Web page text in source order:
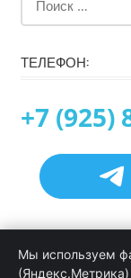
ТЕЛЕФОН:
+7 (925)
Информация
Мы используем